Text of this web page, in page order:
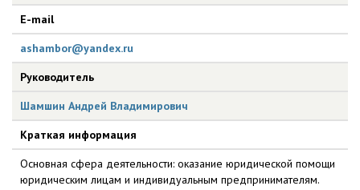
E-mail
ashambor@yandex.ru
Руководитель
Шамшин Андрей Владимирович
Краткая информация
Основная сфера деятельности: оказание юридической помощи
юридическим лицам и индивидуальным предпринимателям.